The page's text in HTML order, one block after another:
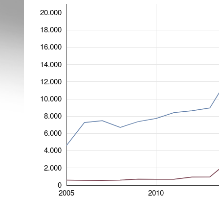
2005 2010
0
2.000
4.000
6.000
8.000
10.000
12.000
14.000
16.000
18.000
20.000